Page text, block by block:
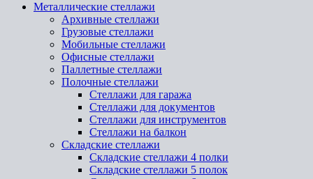
Металлические стеллажи
Архивные стеллажи
Грузовые стеллажи
Мобильные стеллажи
Офисные стеллажи
Паллетные стеллажи
Полочные стеллажи
Стеллажи для гаража
Стеллажи для документов
Стеллажи для инструментов
Стеллажи на балкон
Складские стеллажи
Складские стеллажи 4 полки
Складские стеллажи 5 полок